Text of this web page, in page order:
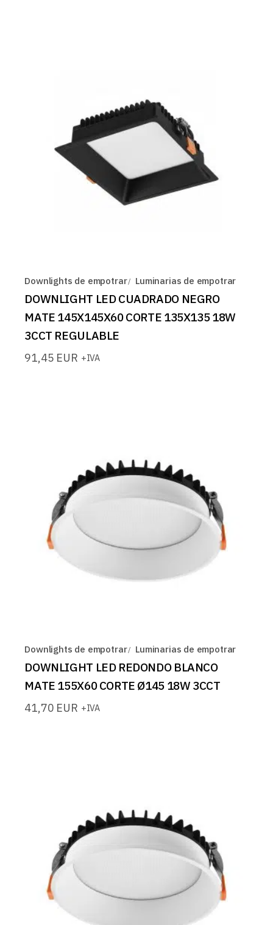
Downlights de empotrar Luminarias de empotrar
DOWNLIGHT LED CUADRADO NEGRO
MATE 145X145X60 CORTE 135X135 18W
3CCT REGULABLE
91,45 EUR +IVA
Downlights de empotrar Luminarias de empotrar
DOWNLIGHT LED REDONDO BLANCO
MATE 155X60 CORTE Ø145 18W 3CCT
41,70 EUR +IVA